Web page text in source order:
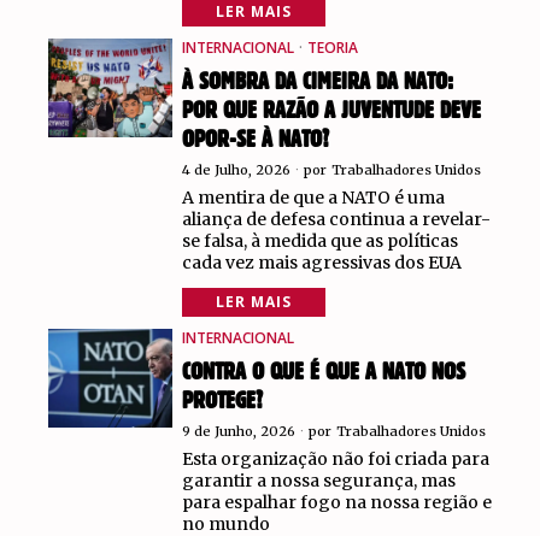
LER MAIS
INTERNACIONAL · TEORIA
À SOMBRA DA CIMEIRA DA NATO:
POR QUE RAZÃO A JUVENTUDE DEVE
OPOR-SE À NATO?
4 de Julho, 2026 por Trabalhadores Unidos
A mentira de que a NATO é uma
aliança de defesa continua a revelar-
se falsa, à medida que as políticas
cada vez mais agressivas dos EUA
LER MAIS
INTERNACIONAL
CONTRA O QUE É QUE A NATO NOS
PROTEGE?
9 de Junho, 2026 por Trabalhadores Unidos
Esta organização não foi criada para
garantir a nossa segurança, mas
para espalhar fogo na nossa região e
no mundo